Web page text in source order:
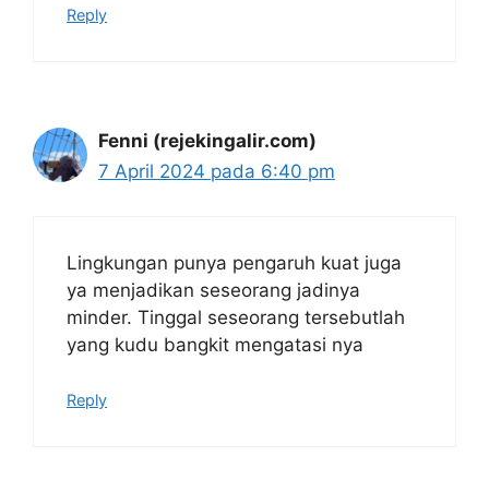
Reply
Fenni (rejekingalir.com)
7 April 2024 pada 6:40 pm
Lingkungan punya pengaruh kuat juga
ya menjadikan seseorang jadinya
minder. Tinggal seseorang tersebutlah
yang kudu bangkit mengatasi nya
Reply